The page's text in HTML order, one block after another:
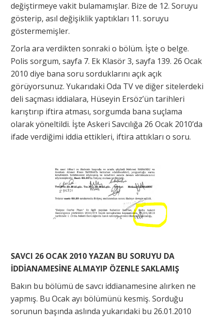
değiştirmeye vakit bulamamışlar. Bize de 12. Soruyu
gösterip, asıl değişiklik yaptıkları 11. soruyu
göstermemişler.
Zorla ara verdikten sonraki o bölüm. İşte o belge.
Polis sorgum, sayfa 7. Ek Klasör 3, sayfa 139. 26 Ocak
2010 diye bana soru sorduklarını açık açık
görüyorsunuz. Yukarıdaki Oda TV ve diğer sitelerdeki
deli saçması iddialara, Hüseyin Ersöz’ün tarihleri
karıştırıp iftira atması, sorgumda bana suçlama
olarak yöneltildi. İşte Askeri Savcılığa 26 Ocak 2010’da
ifade verdiğimi iddia ettikleri, iftira attıkları o soru.
SAVCI 26 OCAK 2010 YAZAN BU SORUYU DA
İDDİANAMESİNE ALMAYIP ÖZENLE SAKLAMIŞ
Bakın bu bölümü de savcı iddianamesine alırken ne
yapmış. Bu Ocak ayı bölümünü kesmiş. Sorduğu
sorunun başında aslında yukarıdaki bu 26.01.2010